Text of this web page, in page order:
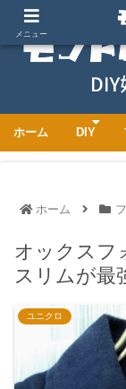
ホーム DIY
ホーム
オックスフ
スリムが最
ユニクロ
メニュー